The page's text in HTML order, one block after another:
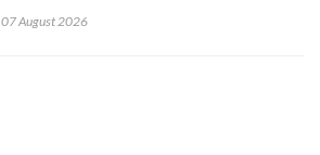
07 August 2026